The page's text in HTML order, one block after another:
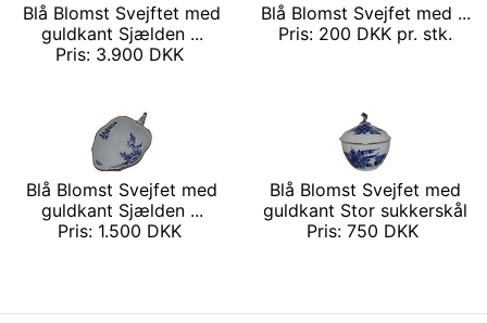
Blå Blomst Svejftet med
guldkant Sjælden ...
Pris: 3.900 DKK
Blå Blomst Svejfet med ...
Pris: 200 DKK pr. stk.
Blå Blomst Svejfet med
guldkant Sjælden ...
Pris: 1.500 DKK
Blå Blomst Svejfet med
guldkant Stor sukkerskål
Pris: 750 DKK